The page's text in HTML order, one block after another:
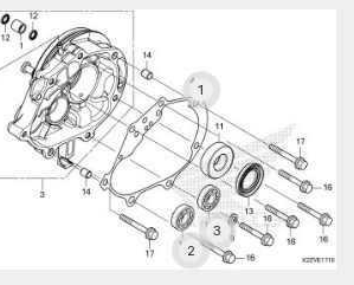
sản phẩm nào trong giỏ hàng
1
2
3